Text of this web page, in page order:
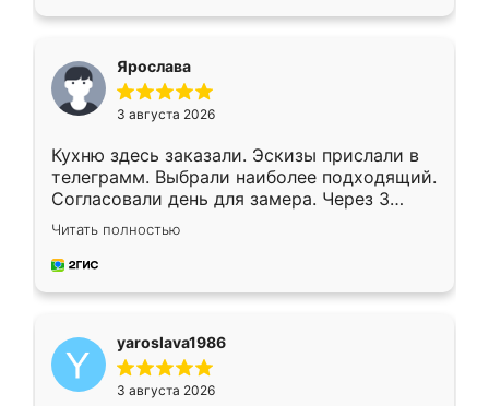
Ярослава
3 августа 2026
Кухню здесь заказали. Эскизы прислали в
телеграмм. Выбрали наиболее подходящий.
Согласовали день для замера. Через 3
недели кухня была уже готова. Остались
довольны работой. Спасибо Ренессанс
мебель за качественную работу!
Читать полностью
yaroslava1986
3 августа 2026